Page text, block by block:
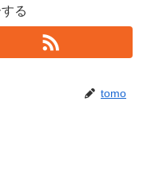
る
tomo